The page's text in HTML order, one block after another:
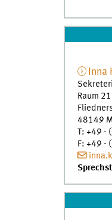
Inna
Raum
48149
T: +49 -
F: +49 -